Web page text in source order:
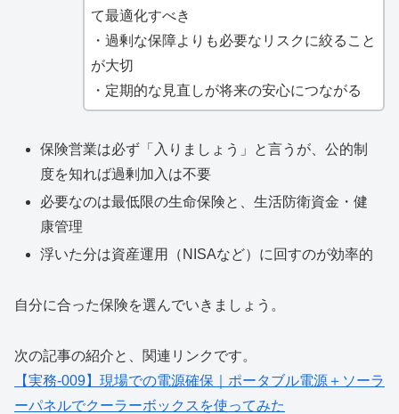
て最適化すべき
・過剰な保障よりも必要なリスクに絞ること
が大切
・定期的な見直しが将来の安心につながる
保険営業は必ず「入りましょう」と言うが、公的制
度を知れば過剰加入は不要
必要なのは最低限の生命保険と、生活防衛資金・健
康管理
浮いた分は資産運用（NISAなど）に回すのが効率的
自分に合った保険を選んでいきましょう。
次の記事の紹介と、関連リンクです。
【実務-009】現場での電源確保｜ポータブル電源＋ソーラ
ーパネルでクーラーボックスを使ってみた